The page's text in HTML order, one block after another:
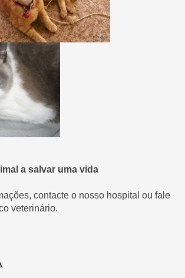
a salvar uma vida
contacte o nosso hospital ou fale
veterinário.